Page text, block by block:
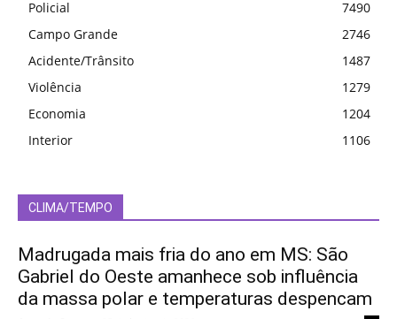
Policial
7490
Campo Grande
2746
Acidente/Trânsito
1487
Violência
1279
Economia
1204
Interior
1106
CLIMA/TEMPO
Madrugada mais fria do ano em MS: São
Gabriel do Oeste amanhece sob influência
da massa polar e temperaturas despencam